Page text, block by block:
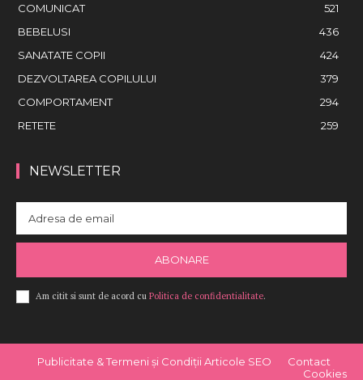
COMUNICAT
521
BEBELUSI
436
SANATATE COPII
424
DEZVOLTAREA COPILULUI
379
COMPORTAMENT
294
RETETE
259
NEWSLETTER
ABONARE
Am citit si sunt de acord cu Politica de confidentialitate.
Publicitate & Termeni și Condiții Articole SEO
Contact
Cookies